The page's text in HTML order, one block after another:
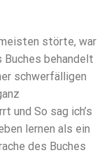
störte, war
Buches behandelt
schwerfälligen
und So sag ich’s
lernen als ein
des Buches